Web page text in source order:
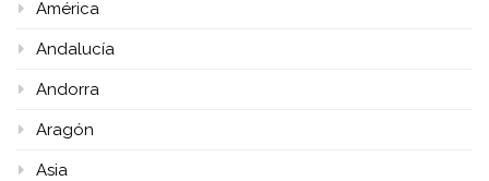
América
Andalucía
Andorra
Aragón
Asia